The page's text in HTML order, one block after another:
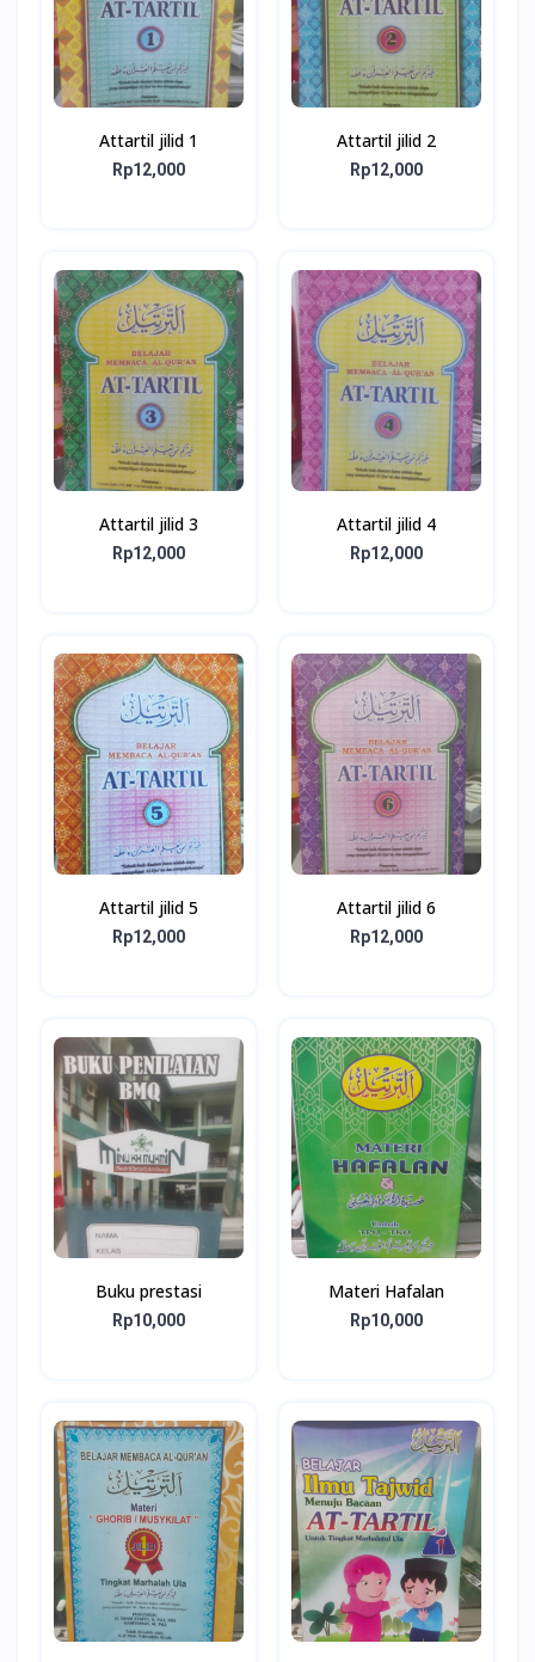
Attartil jilid 1
Rp12,000
Attartil jilid 2
Rp12,000
Attartil jilid 3
Rp12,000
Attartil jilid 4
Rp12,000
Attartil jilid 5
Rp12,000
Attartil jilid 6
Rp12,000
Buku prestasi
Rp10,000
Materi Hafalan
Rp10,000